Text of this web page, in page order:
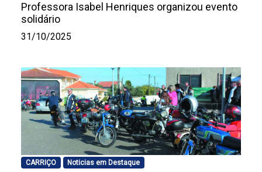
Professora Isabel Henriques organizou evento
solidário
31/10/2025
CARRIÇO Noticias em Destaque